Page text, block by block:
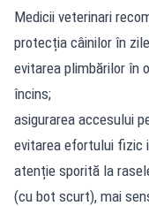
Medicii veterinari
protecția câinilor în
evitarea plimbărilor în
încins;
asigurarea accesului
evitarea efortului fizic
atenție sporită la
(cu bot scurt), mai